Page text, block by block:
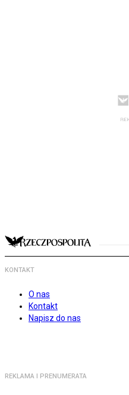
KONTAKT
O nas
Kontakt
Napisz do nas
REKLAMA I PRENUMERATA